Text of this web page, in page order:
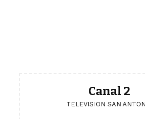
Canal 2
TELEVISION SAN